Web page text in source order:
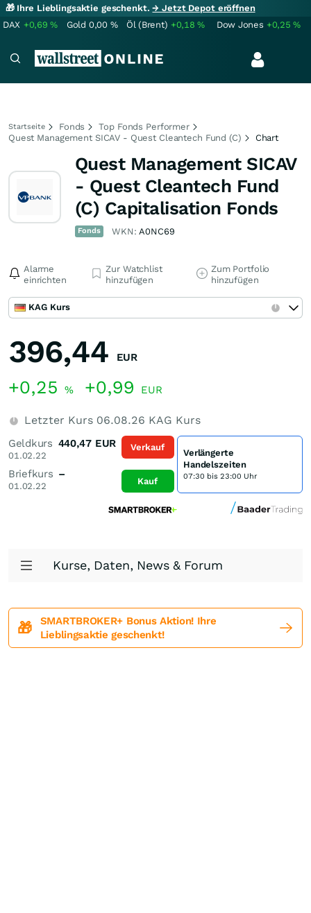
🎁 Ihre Lieblingsaktie geschenkt.→ Jetzt Depot eröffnen
DAX +0,69% Gold 0,00 % Öl (Brent) +0,18% Dow Jones +0,25%
Startseite Fonds
Top Fonds Performer
Quest Management SICAV - Quest Cleantech Fund (C)
Chart
Quest Management SICAV
- Quest Cleantech Fund
(C) Capitalisation Fonds
Fonds WKN:A0NC69
Alarme
einrichten
Zur Watchlist
hinzufügen
Zum Portfolio
hinzufügen
KAG Kurs
396,44 EUR
+0,25 % +0,99 EUR
Letzter Kurs 06.08.26 KAG Kurs
Geldkurs
01.02.22
440,47 EUR
Briefkurs
01.02.22
–
Verkauf
Kauf
Verlängerte
Handelszeiten
07:30 bis 23:00 Uhr
Kurse, Daten, News & Forum
🎁
SMARTBROKER+ Bonus Aktion! Ihre
Lieblingsaktie geschenkt!